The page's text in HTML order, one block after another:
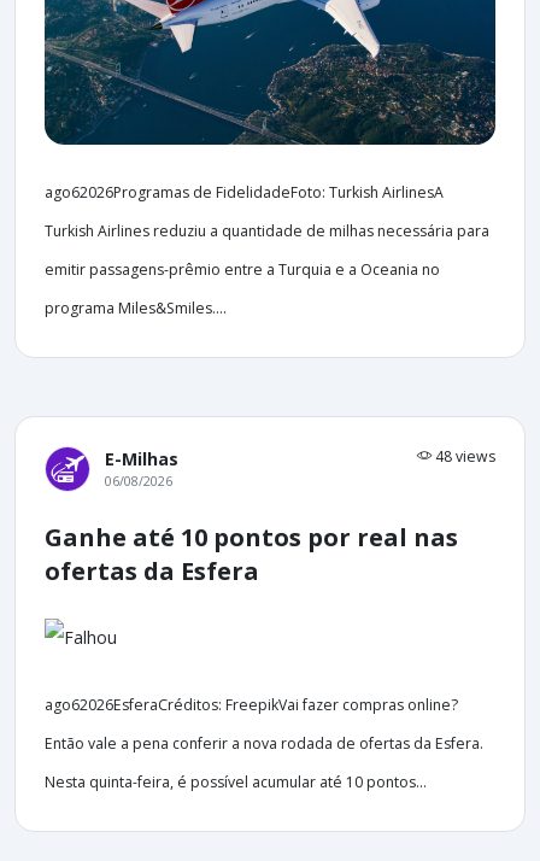
ago62026Programas de FidelidadeFoto: Turkish AirlinesA
Turkish Airlines reduziu a quantidade de milhas necessária para
emitir passagens-prêmio entre a Turquia e a Oceania no
programa Miles&Smiles....
E-Milhas 48 views
06/08/2026
Ganhe até 10 pontos por real nas
ofertas da Esfera
ago62026EsferaCréditos: FreepikVai fazer compras online?
Então vale a pena conferir a nova rodada de ofertas da Esfera.
Nesta quinta-feira, é possível acumular até 10 pontos...